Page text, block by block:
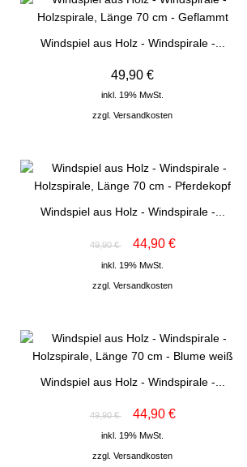
Windspiel aus Holz - Windspirale -...
49,90 €
inkl. 19% MwSt.
zzgl.Versandkosten
Windspiel aus Holz - Windspirale -...
49,90 € 44,90 €
inkl. 19% MwSt.
zzgl.Versandkosten
Windspiel aus Holz - Windspirale -...
49,90 € 44,90 €
inkl. 19% MwSt.
zzgl.Versandkosten